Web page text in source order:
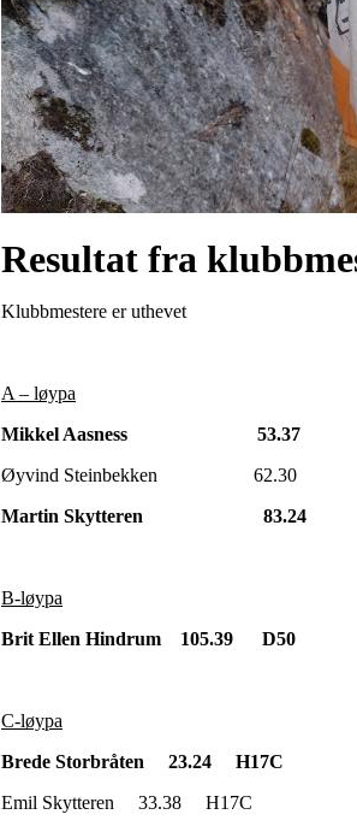
Resultat fra
Klubbmestere er uthevet
A – løypa
Mikkel Aasness 53.37
Øyvind Steinbekken
Martin Skytteren
B-løypa
Brit Ellen Hindrum 105.39 D50
C-løypa
Brede Storbråten 23.24 H17C
Emil Skytteren 33.38 H17C